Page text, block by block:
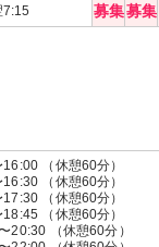
7:15 募集募集
（休憩60分）
（休憩60分）
（休憩60分）
（休憩60分）
20:30 （休憩60分）